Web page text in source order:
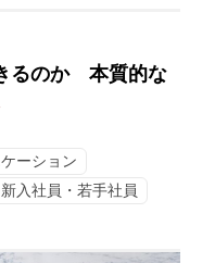
るのか 本質的な
ーション
新入社員・若手社員